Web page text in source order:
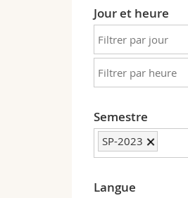
Jour et heure
Semestre
SP-2023
Langue